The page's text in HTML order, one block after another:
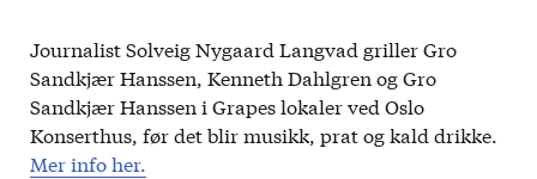
Journalist Solveig Nygaard Langvad griller Gro
Sandkjær Hanssen, Kenneth Dahlgren og Gro
Sandkjær Hanssen i Grapes lokaler ved Oslo
Konserthus, før det blir musikk, prat og kald drikke.
Mer info her.